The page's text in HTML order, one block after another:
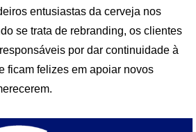
entusiastas da cerveja nos
se trata de rebranding, os clientes
​​por dar continuidade à
ficam felizes em apoiar novos